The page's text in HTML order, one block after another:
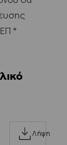
*
Λήψη